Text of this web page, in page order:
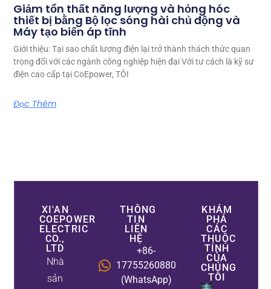
Giảm tổn thất năng lượng và hỏng hóc
thiết bị bằng Bộ lọc sóng hài chủ động và
Máy tạo biến áp tĩnh
Giới thiệu: Tại sao chất lượng điện lại trở thành thách thức quan
trọng đối với các ngành công nghiệp hiện đại Với tư cách là kỹ sư
điện cao cấp tại CoEpower, TÔI
Đọc Thêm
XI'AN
COEPOWER
ELECTRIC
CO.,
LTD
Nhà
sản
THÔNG
TIN
LIÊN
HỆ
+86-
17755260880
(WhatsApp)
KHÁM
PHÁ
CÁC
THUỘC
TÍNH
CỦA
CHÚNG
TÔI